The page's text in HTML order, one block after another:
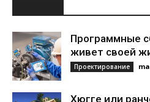
Программные
живет своей
Проектирование
Хюгге или